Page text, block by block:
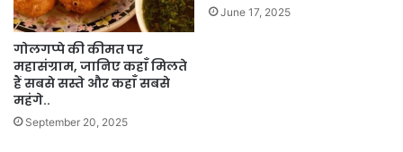
गोलगप्पे की कीमत पर
महासंग्राम, जानिए कहाँ मिलते
हैं सबसे सस्ते और कहाँ सबसे
महंगे..
September 20, 2025
June 17, 2025